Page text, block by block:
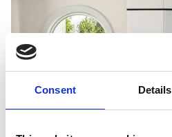
Consent Details